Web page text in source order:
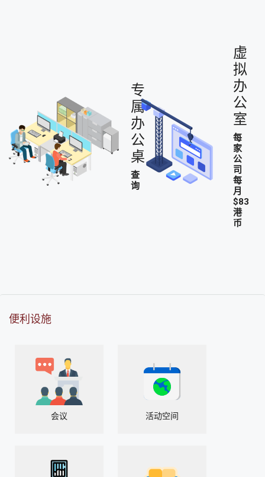
专
属
办
公
桌
查
询
虚
拟
办
公
室
每
家
公
司
每
月
$83
港
币
便利设施
会议 活动空间